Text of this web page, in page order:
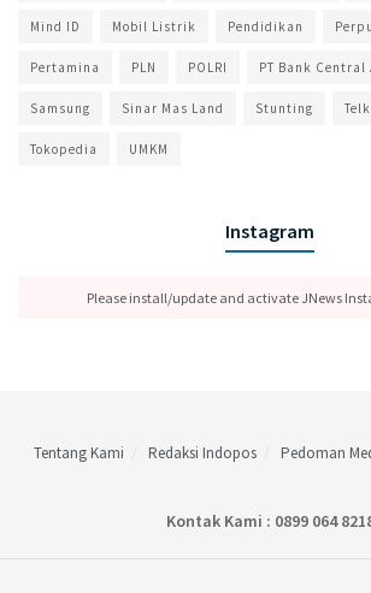
Mind ID Mobil Listrik Pendidikan
Pertamina PLN POLRI PT Bank Central
Samsung Sinar Mas Land Stunting
Tokopedia UMKM
Instagram
Please install/update and activate JNews
Tentang Kami Redaksi Indopos Pedoman
Kontak Kami : 0899 064